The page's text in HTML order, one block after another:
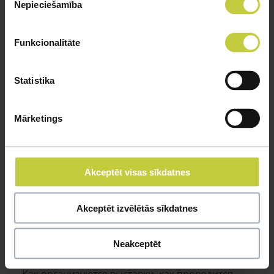
izvēle
Nepieciešamība
Funkcionalitāte
Statistika
Mārketings
Akceptēt visas sīkdatnes
Akceptēt izvēlētās sīkdatnes
Neakceptēt
Выставки собак в Латвии: как